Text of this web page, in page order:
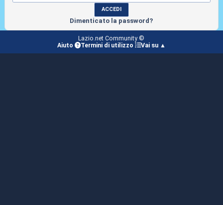
Dimenticato la password?
Lazio.net Community ©
Aiuto
Termini di utilizzo Vai su ▲